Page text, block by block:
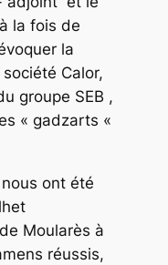
la fois de
la
Calor,
groupe SEB ,
« gadzarts «
ont été
Moularès à
réussis,